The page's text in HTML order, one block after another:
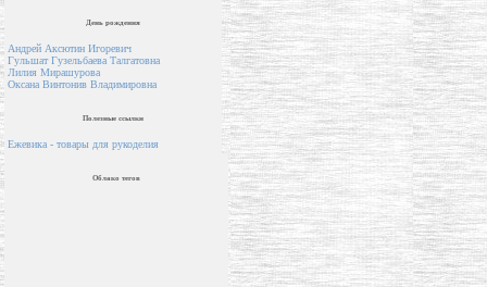
День рождения
Андрей Аксютин Игоревич
Гульшат Гузельбаева Талгатовна
Лилия Мирашурова
Оксана Винтонив Владимировна
Полезные ссылки
Ежевика - товары для рукоделия
Облако тегов